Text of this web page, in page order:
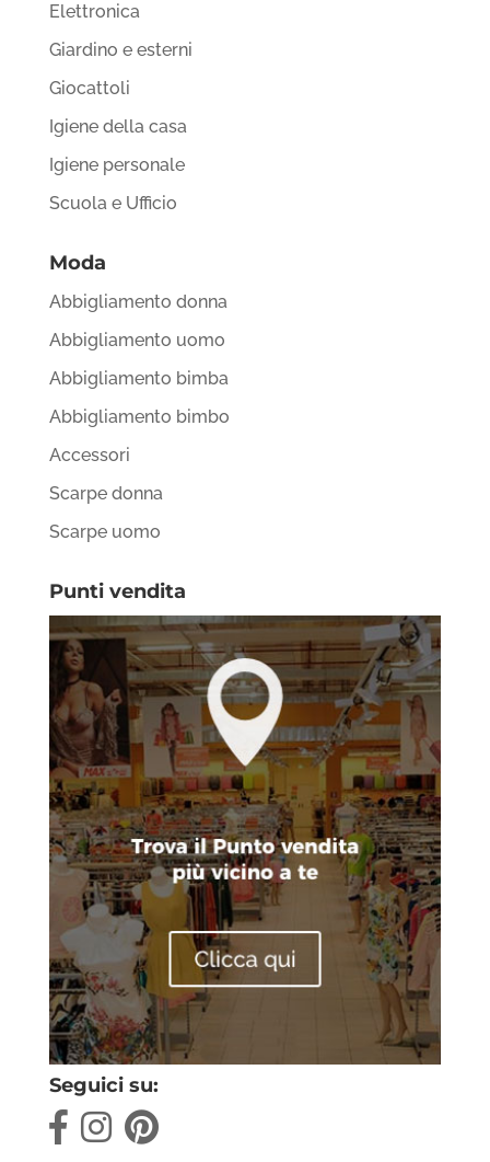
Elettronica
Giardino e esterni
Giocattoli
Igiene della casa
Igiene personale
Scuola e Ufficio
Moda
Abbigliamento donna
Abbigliamento uomo
Abbigliamento bimba
Abbigliamento bimbo
Accessori
Scarpe donna
Scarpe uomo
Punti vendita
Seguici su: